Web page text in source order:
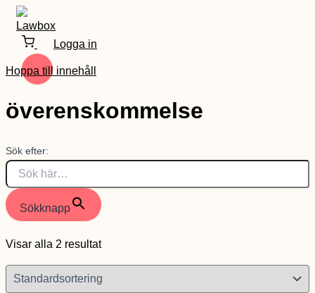
Logga in
Hoppa till innehåll
överenskommelse
Sök efter:
Sökknapp
Visar alla 2 resultat